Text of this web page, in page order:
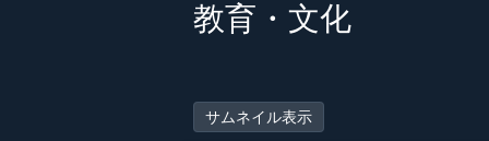
教育・文化
サムネイル表示